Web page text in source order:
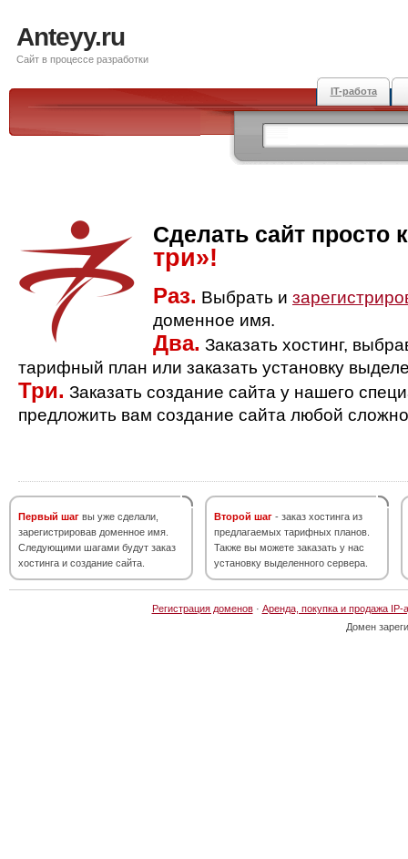
Anteyy.ru
Сайт в процессе разработки
IT-работа
Сделать сайт просто
три»!
Раз. Выбрать и
доменное имя.
Два. Заказать хостинг,
тарифный план или заказать установку
Три. Заказать создание сайта у нашего
предложить вам создание сайта любой
Первый шаг вы уже сделали,
зарегистрировав доменное имя.
Следующими шагами будут заказ
хостинга и создание сайта.
Второй шаг - заказ хостинга из
предлагаемых тарифных планов.
Также вы можете заказать у нас
установку выделенного сервера.
Регистрация доменов· Аренда, покупка и продажа IP-
Домен